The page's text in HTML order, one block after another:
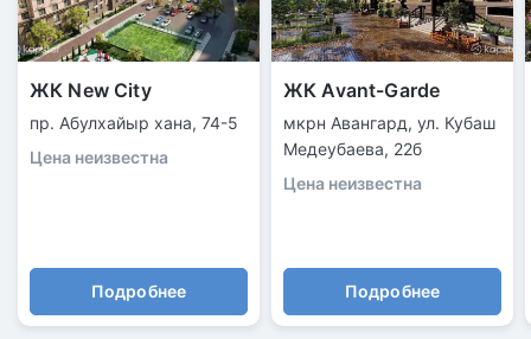
ЖК New City
пр. Абулхайыр хана, 74-5
Цена неизвестна
Подробнее
ЖК Avant-Garde
мкрн Авангард, ул. Кубаш
Медеубаева, 22б
Цена неизвестна
Подробнее